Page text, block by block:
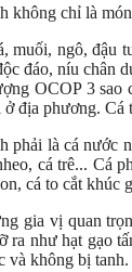
không chỉ là
muối, ngô, đậu
đáo, níu chân
OCOP 3
địa phương.
phải là cá nước
cá trê... Cá
cá to cắt khúc
gia vị quan
ra như hạt gạo
và không bị tanh.